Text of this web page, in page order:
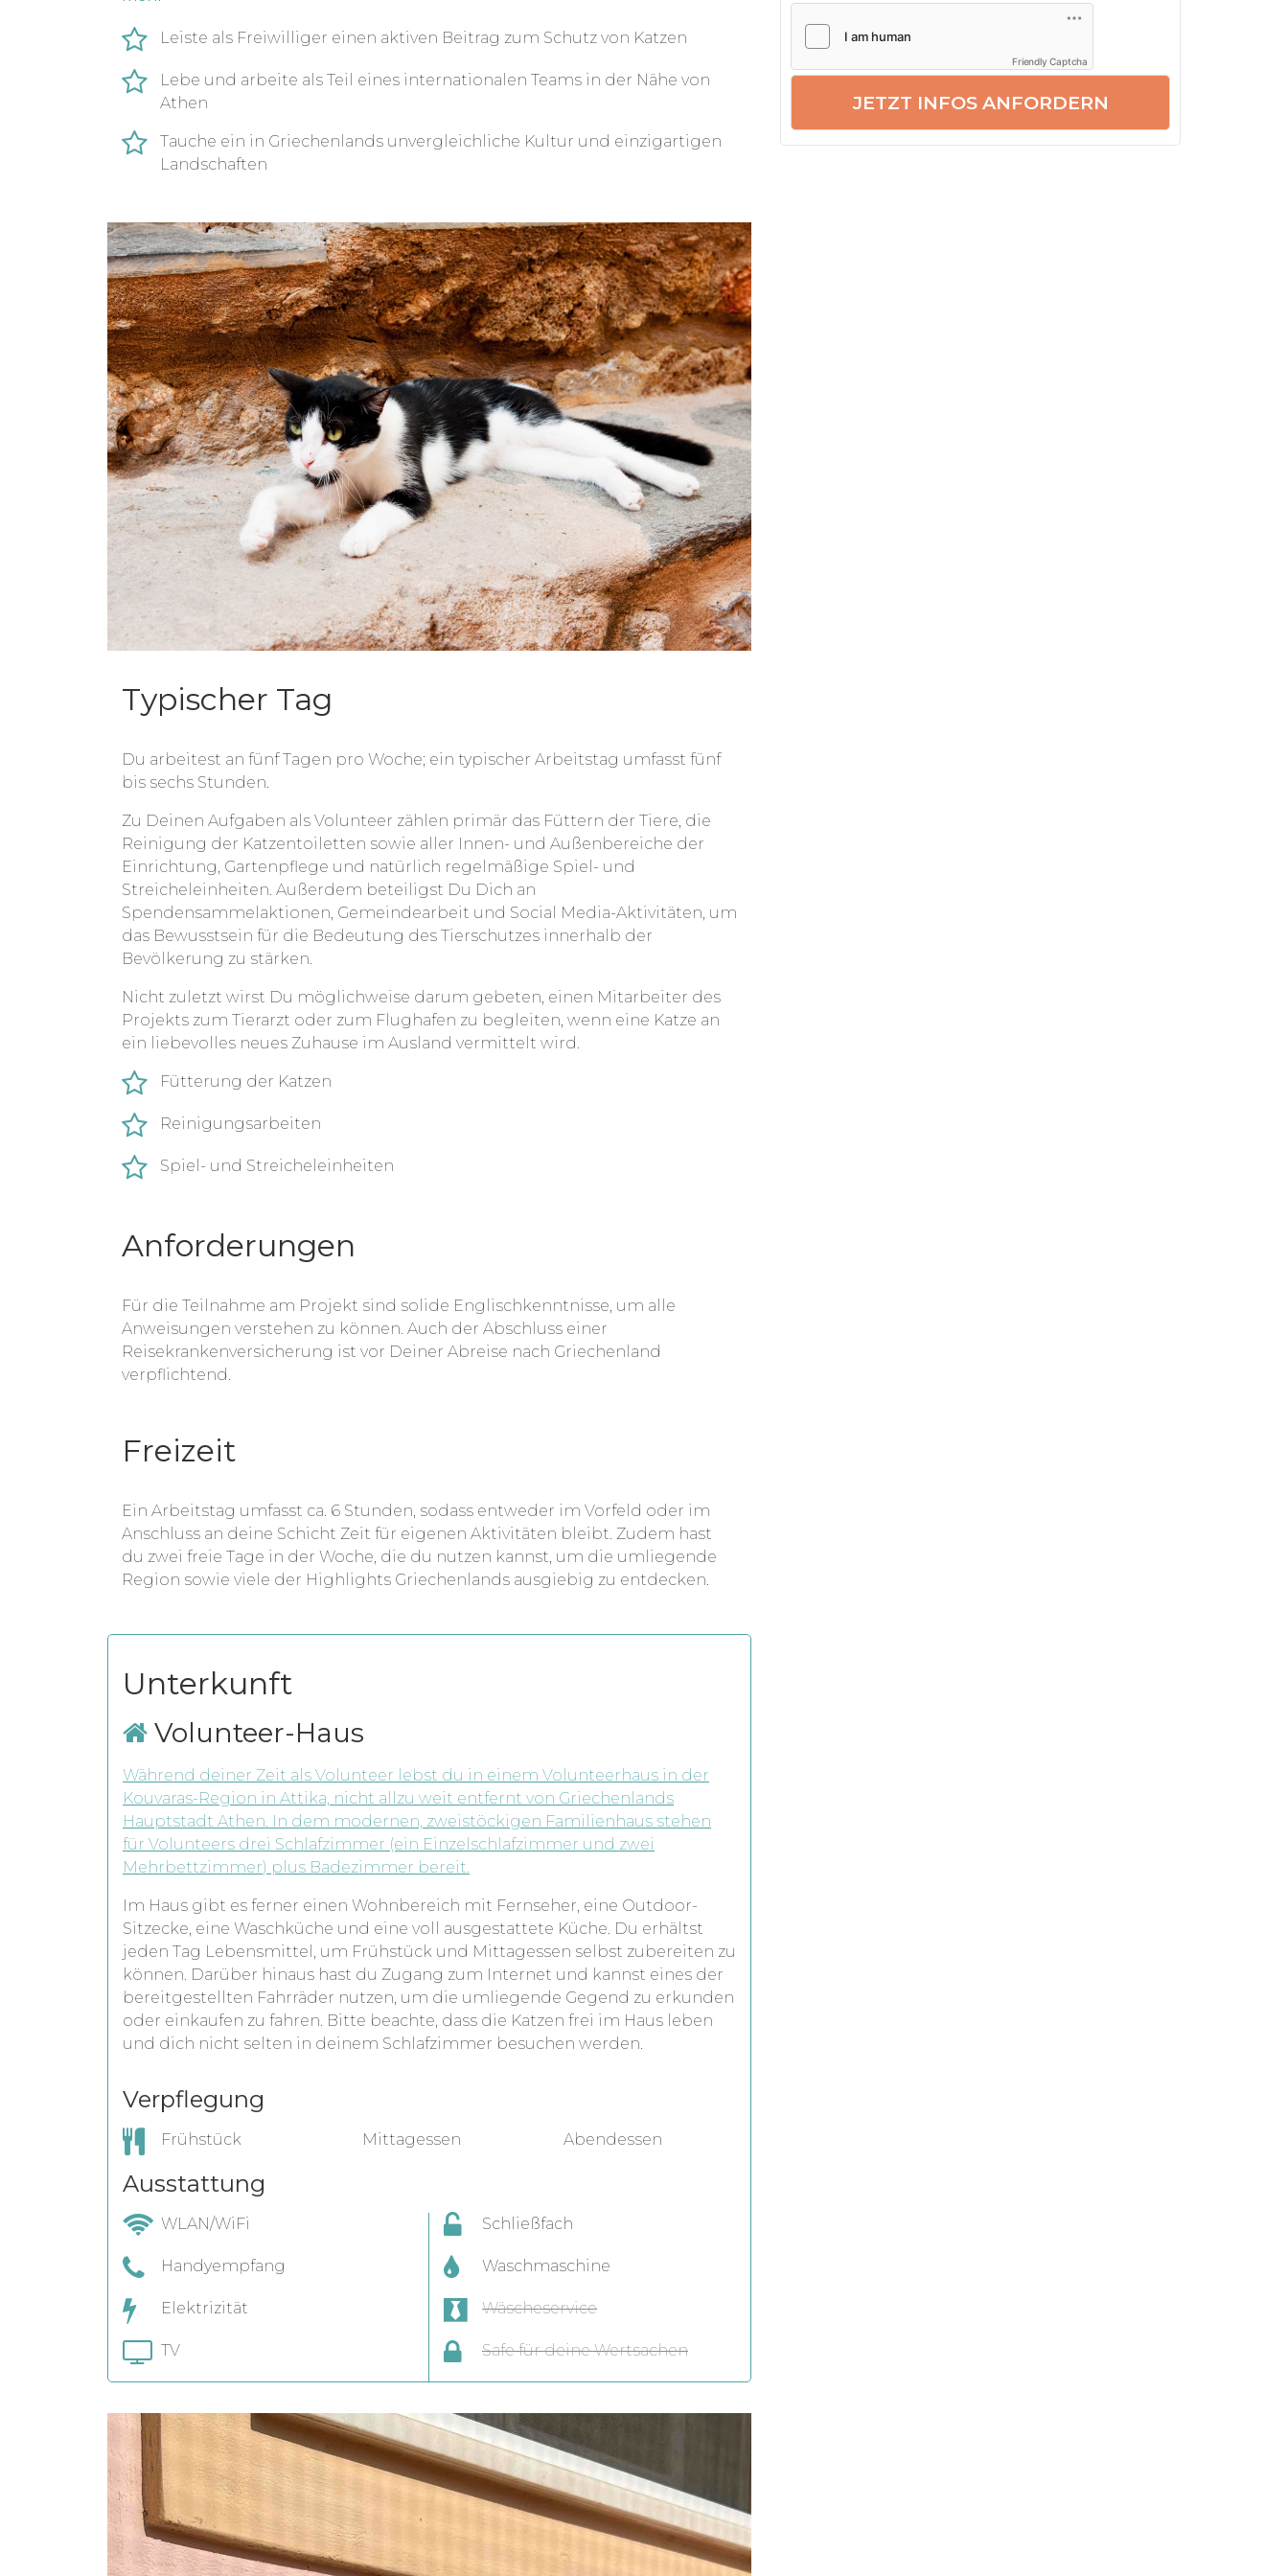
Leiste als Freiwilliger einen aktiven Beitrag zum Schutz von Katzen
Lebe und arbeite als Teil eines internationalen Teams in der Nähe von
Athen
Tauche ein in Griechenlands unvergleichliche Kultur und einzigartigen
Landschaften
Typischer Tag
Du arbeitest an fünf Tagen pro Woche; ein typischer Arbeitstag umfasst fünf
bis sechs Stunden.
Zu Deinen Aufgaben als Volunteer zählen primär das Füttern der Tiere, die
Reinigung der Katzentoiletten sowie aller Innen- und Außenbereiche der
Einrichtung, Gartenpflege und natürlich regelmäßige Spiel- und
Streicheleinheiten. Außerdem beteiligst Du Dich an
Spendensammelaktionen, Gemeindearbeit und Social Media-Aktivitäten, um
das Bewusstsein für die Bedeutung des Tierschutzes innerhalb der
Bevölkerung zu stärken.
Nicht zuletzt wirst Du möglichweise darum gebeten, einen Mitarbeiter des
Projekts zum Tierarzt oder zum Flughafen zu begleiten, wenn eine Katze an
ein liebevolles neues Zuhause im Ausland vermittelt wird.
Fütterung der Katzen
Reinigungsarbeiten
Spiel- und Streicheleinheiten
Anforderungen
Für die Teilnahme am Projekt sind solide Englischkenntnisse, um alle
Anweisungen verstehen zu können. Auch der Abschluss einer
Reisekrankenversicherung ist vor Deiner Abreise nach Griechenland
verpflichtend.
Freizeit
Ein Arbeitstag umfasst ca. 6 Stunden, sodass entweder im Vorfeld oder im
Anschluss an deine Schicht Zeit für eigenen Aktivitäten bleibt. Zudem hast
du zwei freie Tage in der Woche, die du nutzen kannst, um die umliegende
Region sowie viele der Highlights Griechenlands ausgiebig zu entdecken.
Unterkunft
Volunteer-Haus
Während deiner Zeit als Volunteer lebst du in einem Volunteerhaus in der
Kouvaras-Region in Attika, nicht allzu weit entfernt von Griechenlands
Hauptstadt Athen. In dem modernen, zweistöckigen Familienhaus stehen
für Volunteers drei Schlafzimmer (ein Einzelschlafzimmer und zwei
Mehrbettzimmer) plus Badezimmer bereit.
Im Haus gibt es ferner einen Wohnbereich mit Fernseher, eine Outdoor-
Sitzecke, eine Waschküche und eine voll ausgestattete Küche. Du erhältst
jeden Tag Lebensmittel, um Frühstück und Mittagessen selbst zubereiten zu
können. Darüber hinaus hast du Zugang zum Internet und kannst eines der
bereitgestellten Fahrräder nutzen, um die umliegende Gegend zu erkunden
oder einkaufen zu fahren. Bitte beachte, dass die Katzen frei im Haus leben
und dich nicht selten in deinem Schlafzimmer besuchen werden.
Verpflegung
Frühstück Mittagessen Abendessen
Ausstattung
WLAN/WiFi
Handyempfang
Elektrizität
TV
Schließfach
Waschmaschine
Wäscheservice
Safe für deine Wertsachen
Friendly Captcha